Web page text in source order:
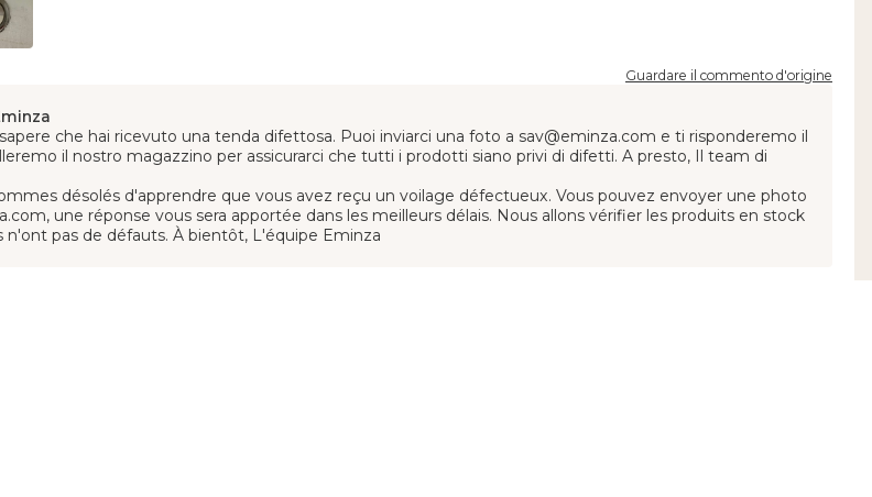
Guardare il commento d'origine
che hai ricevuto una tenda difettosa. Puoi inviarci una foto a sav@eminza.com e ti risponderemo il
il nostro magazzino per assicurarci che tutti i prodotti siano privi di difetti. A presto, Il team di
désolés d'apprendre que vous avez reçu un voilage défectueux. Vous pouvez envoyer une photo
, une réponse vous sera apportée dans les meilleurs délais. Nous allons vérifier les produits en stock
n'ont pas de défauts. À bientôt, L'équipe Eminza